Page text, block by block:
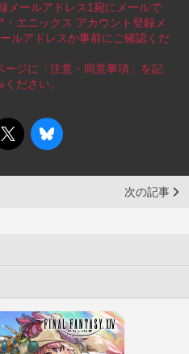
メールアドレス1宛にメールで
エニックス アカウント登録メ
ルアドレスか事前にご確認くだ
ジに「注意・同意事項」を記
ださい。
次の記事